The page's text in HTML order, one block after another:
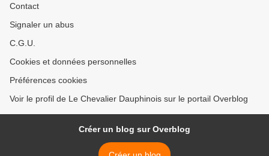
Contact
Signaler un abus
C.G.U.
Cookies et données personnelles
Préférences cookies
Voir le profil de Le Chevalier Dauphinois sur le portail Overblog
Créer un blog sur Overblog